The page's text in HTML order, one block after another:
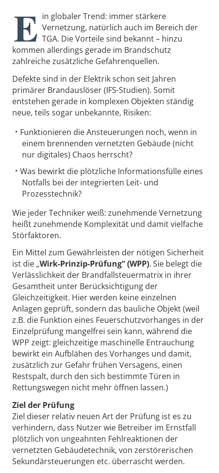
E in globaler Trend: immer stärkere
Vernetzung, natürlich auch im Bereich der
TGA. Die Vorteile sind bekannt – hinzu
kommen allerdings gerade im Brandschutz
zahlreiche zusätzliche Gefahrenquellen.
Defekte sind in der Elektrik schon seit Jahren
primärer Brandauslöser (IFS-Studien). Somit
entstehen gerade in komplexen Objekten ständig
neue, teils sogar unbekannte, Risiken:
Funktionieren die Ansteuerungen noch, wenn in
einem brennenden vernetzten Gebäude (nicht
nur digitales) Chaos herrscht?
Was bewirkt die plötzliche Informationsfülle eines
Notfalls bei der integrierten Leit- und
Prozesstechnik?
Wie jeder Techniker weiß: zunehmende Vernetzung
heißt zunehmende Komplexität und damit vielfache
Störfaktoren.
Ein Mittel zum Gewährleisten der nötigen Sicherheit
ist die „Wirk-Prinzip-Prüfung“ (WPP). Sie belegt die
Verlässlichkeit der Brandfallsteuermatrix in ihrer
Gesamtheit unter Berücksichtigung der
Gleichzeitigkeit. Hier werden keine einzelnen
Anlagen geprüft, sondern das bauliche Objekt (weil
z.B. die Funktion eines Feuerschutzvorhanges in der
Einzelprüfung mangelfrei sein kann, während die
WPP zeigt: gleichzeitige maschinelle Entrauchung
bewirkt ein Aufblähen des Vorhanges und damit,
zusätzlich zur Gefahr frühen Versagens, einen
Restspalt, durch den sich bestimmte Türen in
Rettungswegen nicht mehr öffnen lassen.)
Ziel der Prüfung
Ziel dieser relativ neuen Art der Prüfung ist es zu
verhindern, dass Nutzer wie Betreiber im Ernstfall
plötzlich von ungeahnten Fehlreaktionen der
vernetzten Gebäudetechnik, von zerstörerischen
Sekundärsteuerungen etc. überrascht werden.